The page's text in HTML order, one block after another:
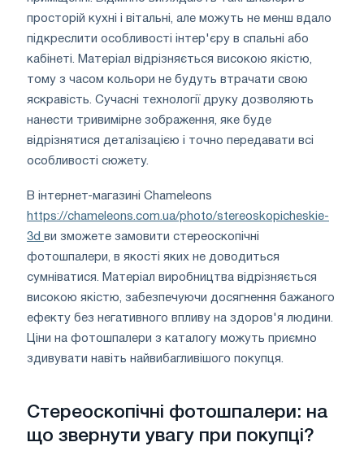
просторій кухні і вітальні, але можуть не менш вдало
підкреслити особливості інтер'єру в спальні або
кабінеті. Матеріал відрізняється високою якістю,
тому з часом кольори не будуть втрачати свою
яскравість. Сучасні технології друку дозволяють
нанести тривимірне зображення, яке буде
відрізнятися деталізацією і точно передавати всі
особливості сюжету.
В інтернет-магазині Chameleons
https://chameleons.com.ua/photo/stereoskopicheskie-
3d ви зможете замовити стереоскопічні
фотошпалери, в якості яких не доводиться
сумніватися. Матеріал виробництва відрізняється
високою якістю, забезпечуючи досягнення бажаного
ефекту без негативного впливу на здоров'я людини.
Ціни на фотошпалери з каталогу можуть приємно
здивувати навіть найвибагливішого покупця.
Стереоскопічні фотошпалери: на
що звернути увагу при покупці?